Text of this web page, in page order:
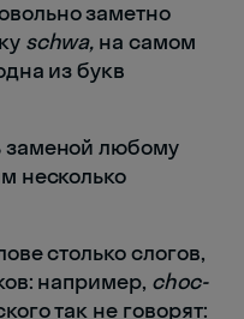
заметно
schwa, на самом
из букв
любому
несколько
столько слогов,
например, choc-
так не говорят: